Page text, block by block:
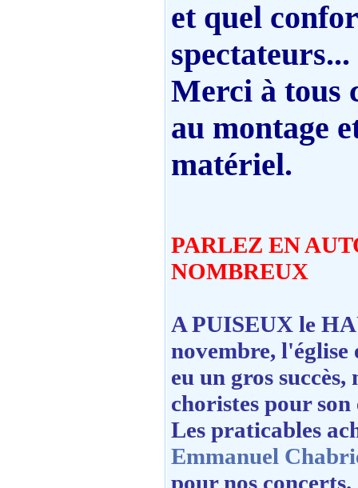
et quel
spectateurs...
Merci à tous
au montage
matériel.
PARLEZ EN
NOMBREUX
A PUISEUX le
novembre, l'église
eu un gros
choristes pour son
Les praticables
Emmanuel
pour nos